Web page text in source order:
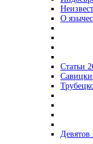
О
Статьи